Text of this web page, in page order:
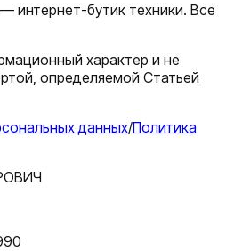
интернет-бутик техники. Все
характер и не
определяемой Статьей
данных/Политика